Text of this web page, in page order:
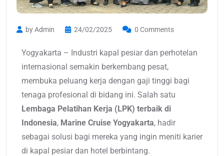
by Admin 24/02/2025 0 Comments
Yogyakarta – Industri kapal pesiar dan perhotelan
internasional semakin berkembang pesat,
membuka peluang kerja dengan gaji tinggi bagi
tenaga profesional di bidang ini. Salah satu
Lembaga Pelatihan Kerja (LPK) terbaik di
Indonesia, Marine Cruise Yogyakarta, hadir
sebagai solusi bagi mereka yang ingin meniti karier
di kapal pesiar dan hotel berbintang.